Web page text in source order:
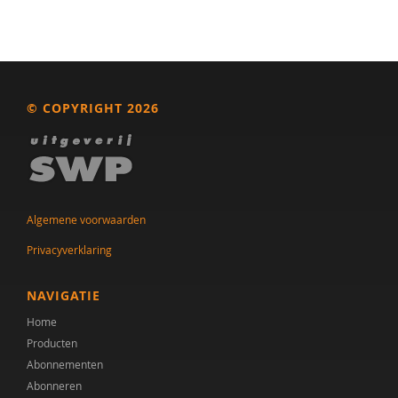
© COPYRIGHT 2026
Algemene voorwaarden
Privacyverklaring
NAVIGATIE
Home
Producten
Abonnementen
Abonneren